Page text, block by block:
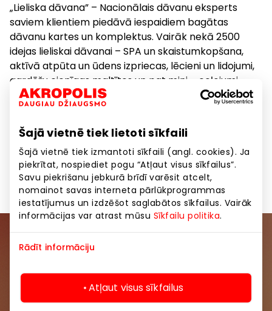
Šajā vietnē tiek lietoti sīkfaili
Šajā vietnē tiek izmantoti sīkfaili (angl. cookies). Ja
piekrītat, nospiediet pogu “Atļaut visus sīkfailus”.
Savu piekrišanu jebkurā brīdī varēsit atcelt,
nomainot savas interneta pārlūkprogrammas
iestatījumus un izdzēšot saglabātos sīkfailus. Vairāk
informācijas var atrast mūsu Sīkfailu politika.
Rādīt informāciju
Atļaut visus sīkfailus
„Lieliska dāvana” – Nacionālais dāvanu eksperts
saviem klientiem piedāvā iespaidiem bagātas
dāvanu kartes un komplektus. Vairāk nekā 2500
idejas lieliskai dāvanai – SPA un skaistumkopšana,
aktīvā atpūta un ūdens izpriecas, lēcieni un lidojumi,
gardēžu cienīgas maltītes un pat mini – ceļojumi
Baltijas valstīs!
Citas izklaides Dāvanas, aksesuāri
Izklaides Preces
Pievienojieties mūsu kopienai
Uzzini pirmais par labākajiem piedāvājumiem,
pasākumiem un jaunāko informāciju iepirkšanās un
izklaides centros “AKROPOLE Alfa” un “AKROPOLE